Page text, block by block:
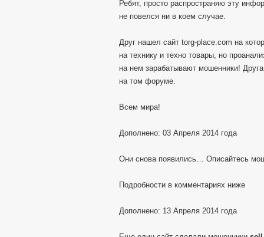
Ребят, просто распространяю эту
не повелся ни в коем случае.
Друг нашел сайт torg-place.com на
на технику и техно товары, но
на нем зарабатывают мошенники!
на том форуме.
Всем мира!
Дополнено: 03 Апреля 2014 года
Они снова появились… Описайтесь
Подробности в комментариях ниже
Дополнено: 13 Апреля 2014 года